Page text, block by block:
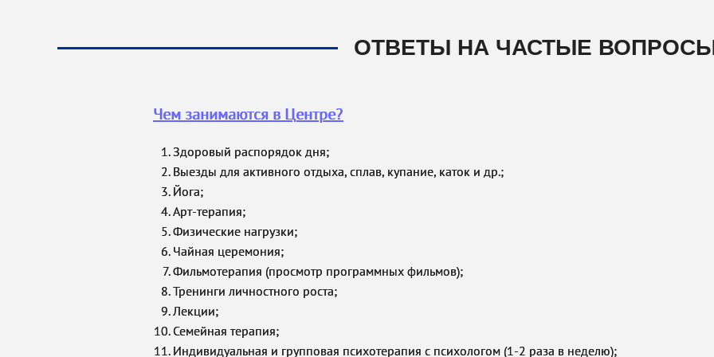
ОТВЕТЫ НА ЧАСТЫЕ
Чем занимаются в Центре?
Здоровый распорядок дня;
Выезды для активного отдыха, сплав, купание, каток и др.;
Йога;
Арт-терапия;
Физические нагрузки;
Чайная церемония;
Фильмотерапия (просмотр программных фильмов);
Тренинги личностного роста;
Лекции;
Семейная терапия;
Индивидуальная и групповая психотерапия с психологом (1-2 раза в неделю);